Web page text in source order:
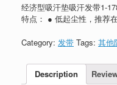
经济型吸汗垫吸汗发带1-
特点： ● 低起尘性，推荐
Category: 发带 Tags: 其他
Description